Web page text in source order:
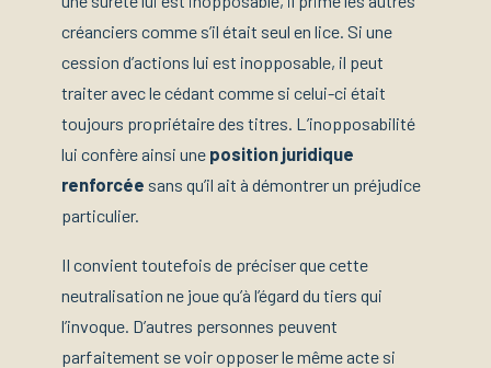
créanciers comme s’il était seul en lice. Si une
cession d’actions lui est inopposable, il peut
traiter avec le cédant comme si celui-ci était
toujours propriétaire des titres. L’inopposabilité
lui confère ainsi une position juridique
renforcée sans qu’il ait à démontrer un préjudice
particulier.
Il convient toutefois de préciser que cette
neutralisation ne joue qu’à l’égard du tiers qui
l’invoque. D’autres personnes peuvent
parfaitement se voir opposer le même acte si